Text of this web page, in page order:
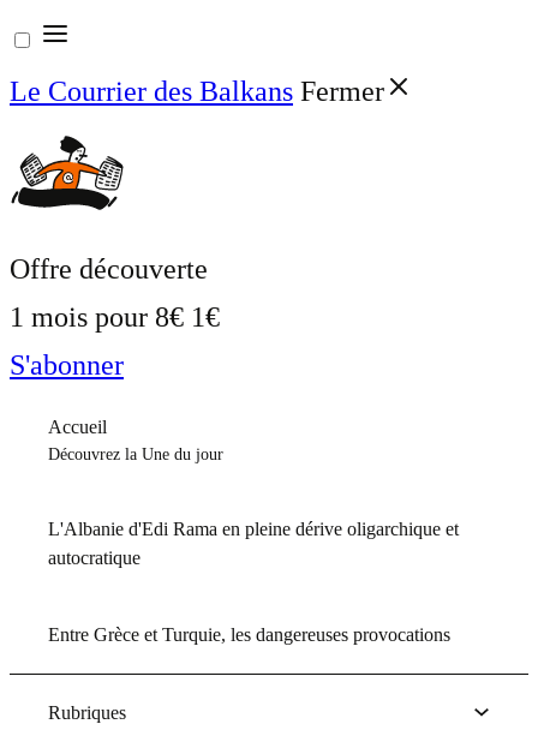
Aller
au
contenu
Le Courrier des Balkans Fermer
Offre découverte
1 mois pour 8€ 1€
S'abonner
Accueil
Découvrez la Une du jour
L'Albanie d'Edi Rama en pleine dérive oligarchique et
autocratique
Entre Grèce et Turquie, les dangereuses provocations
Rubriques